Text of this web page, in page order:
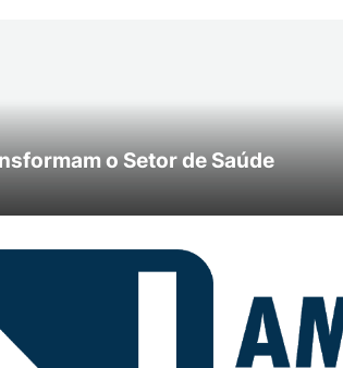
o Setor de Saúde